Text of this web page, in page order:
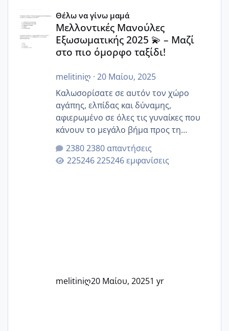
Μελλοντικές Μανούλες Εξωσωματικής 2025 💫 – Μαζί
Θέλω να γίνω μαμά
Μελλοντικές Μανούλες
Εξωσωματικής 2025 💫 – Μαζί
στο πιο όμορφο ταξίδι!
melitiniღ · 20 Μαίου, 2025
Καλωσορίσατε σε αυτόν τον χώρο
αγάπης, ελπίδας και δύναμης,
αφιερωμένο σε όλες τις γυναίκες που
κάνουν το μεγάλο βήμα προς τη
μητρότητα μέσω εξωσωματικής το 2025.
Εδώ θα μοιραστούμε αγωνίες, χαρές,
εμπειρίες και κάθε μικρή ή μεγάλη
2380 απαντήσεις
225246 εμφανίσεις
melitiniღ20 Μαίου, 20251 yr